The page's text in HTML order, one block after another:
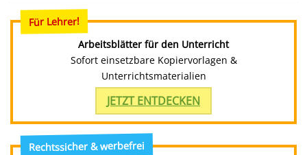
Für Lehrer!
Arbeitsblätter für den Unterricht
Sofort einsetzbare Kopiervorlagen &
Unterrichtsmaterialien
JETZT ENTDECKEN
Rechtssicher & werbefrei